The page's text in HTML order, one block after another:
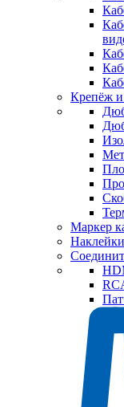
Крепёж
Маркер
Наклейки